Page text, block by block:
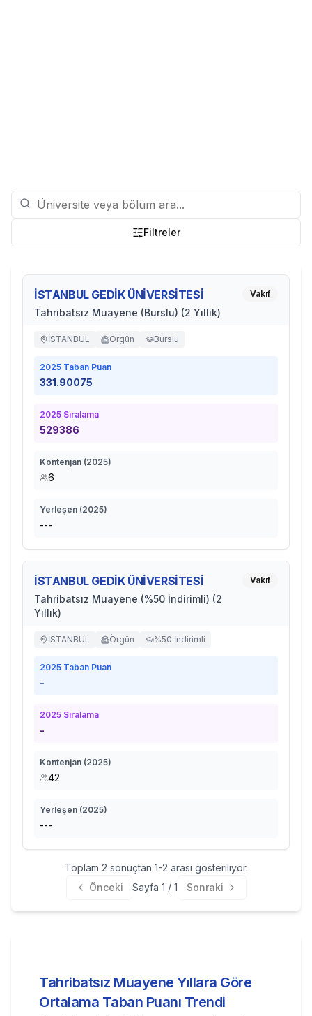
Filtreler
İSTANBUL GEDİK ÜNİVERSİTESİ
Tahribatsız Muayene (Burslu) (2 Yıllık)
Vakıf
İSTANBUL Örgün Burslu
2025 Taban Puan
331.90075
2025 Sıralama
529386
Kontenjan (2025)
6
Yerleşen (2025)
---
İSTANBUL GEDİK ÜNİVERSİTESİ
Tahribatsız Muayene (%50 İndirimli) (2
Yıllık)
Vakıf
İSTANBUL Örgün %50 İndirimli
2025 Taban Puan
-
2025 Sıralama
-
Kontenjan (2025)
42
Yerleşen (2025)
---
Toplam 2 sonuçtan 1-2 arası gösteriliyor.
Önceki
Sayfa 1 / 1 Sonraki
Tahribatsız Muayene Yıllara Göre
Ortalama Taban Puanı Trendi